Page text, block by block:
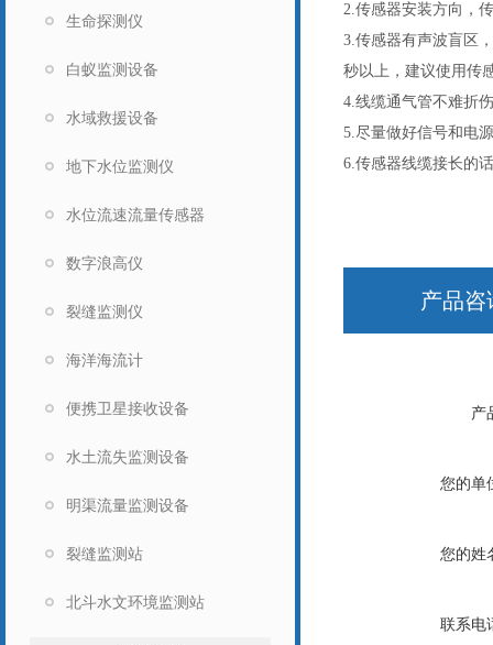
生命探测仪
白蚁监测设备
水域救援设备
地下水位监测仪
水位流速流量传感器
数字浪高仪
裂缝监测仪
海洋海流计
便携卫星接收设备
水土流失监测设备
明渠流量监测设备
裂缝监测站
北斗水文环境监测站
2.传感器安装方向，
3.传感器有声波盲区
秒以上，建议使用传
4.线缆通气管不难折
5.尽量做好信号和电
6.传感器线缆接长的
产品咨
产
您的单
您的姓
联系电